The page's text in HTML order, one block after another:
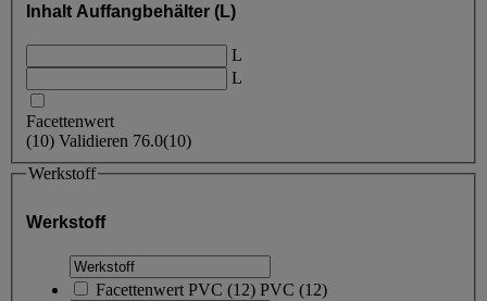
Inhalt Auffangbehälter (L)
L
L
Facettenwert
(10) Validieren 76.0(10)
Werkstoff
Werkstoff
Facettenwert PVC (12) PVC (12)